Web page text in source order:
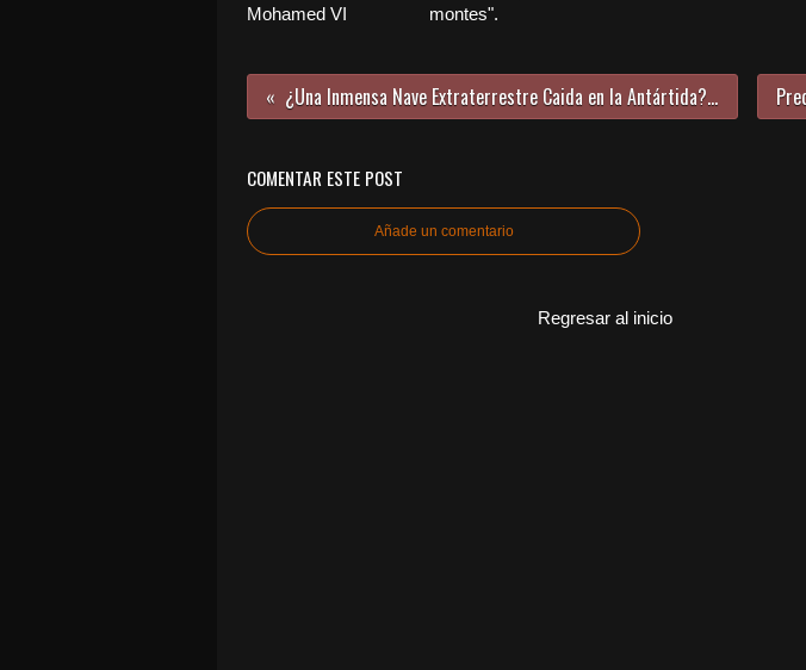
Mohamed VI
montes".
¿Una Inmensa Nave Extraterrestre Caida en la Antártida? (creó vientos de 5.000 Km/h)
COMENTAR ESTE POST
Añade un comentario
Regresar al inicio